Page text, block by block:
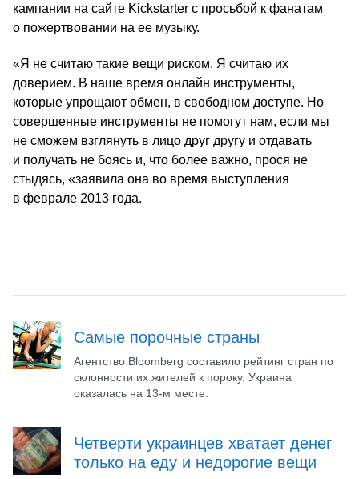
кампании на сайте Kickstarter с просьбой к фанатам
о пожертвовании на ее музыку.
«Я не считаю такие вещи риском. Я считаю их
доверием. В наше время онлайн инструменты,
которые упрощают обмен, в свободном доступе. Но
совершенные инструменты не помогут нам, если мы
не сможем взглянуть в лицо друг другу и отдавать
и получать не боясь и, что более важно, прося не
стыдясь, «заявила она во время выступления
в феврале 2013 года.
Самые порочные страны
Агентство Bloomberg составило рейтинг стран по
склонности их жителей к пороку. Украина
оказалась на 13-м месте.
Четверти украинцев хватает денег
только на еду и недорогие вещи